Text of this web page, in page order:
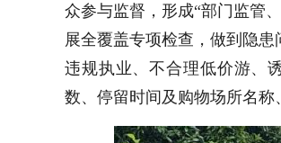
众参与监督，形成“部门监管
展全覆盖专项检查，做到隐
违规执业、不合理低价游、
数、停留时间及购物场所名称